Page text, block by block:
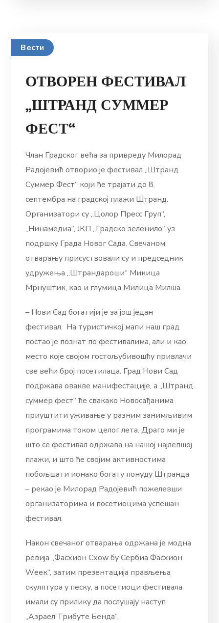
Вести
ОТВОРЕН ФЕСТИВАЛ
„ШТРАНД СУММЕР
ФЕСТ“
Члан Градског већа за привреду Милорад
Радојевић отворио је фестивал „Штранд
Суммер Фест“ који ће трајати до 8.
септембра на градској плажи Штранд.
Организатори су „Цолор Пресс Груп“,
„Нинамедиа“, ЈКП „Градско зеленило“ уз
подршку Града Новог Сада. Свечаном
отварању присуствовали су и председник
удружења „Штрандароши“ Микица
Мрнуштик, као и глумица Милица Милша.
– Нови Сад богатији је за још један
фестивал. На туристичкој мапи наш град
постао је познат по фестивалима, али и као
место које својом гостољубивошћу привлачи
све већи број посетилаца. Град Нови Сад
подржава овакве манифестације, а „Штранд
суммер фест“ ће свакако Новосађанима
приуштити уживање у разним занимљивим
програмима током целог лета. Драго ми је
што се фестивал одржава на нашој најлепшој
плажи, и што ће својим активностима
побољшати ионако богату понуду Штранда
– рекао је Милорад Радојевић пожелевши
организаторима и посетиоцима успешан
фестивал.
Након свечаног отварања одржана је модна
ревија „Фасхион Схоw бy Сербиа Фасхион
Wеек“, затим презентација прављења
скулптура у песку, а посетиоци фестивала
имали су прилику да послушају наступ
„Азраел Трибуте Бенда“.